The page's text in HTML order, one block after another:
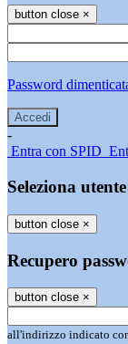
button close ×
Password
-
Entra con SPID
Seleziona utente
button close ×
Recupero
button close ×
all'indirizzo indicato